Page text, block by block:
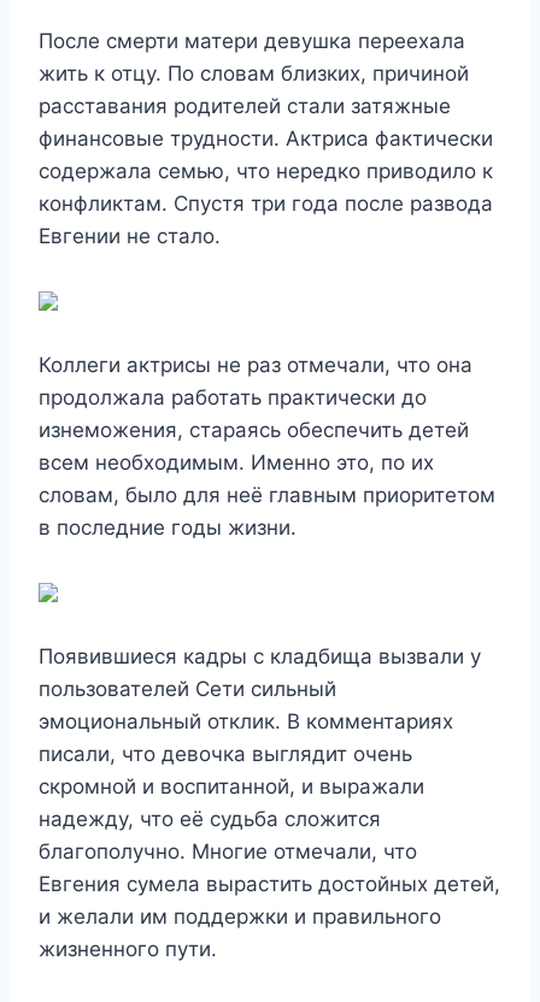
После смерти матери девушка переехала
жить к отцу. По словам близких, причиной
расставания родителей стали затяжные
финансовые трудности. Актриса фактически
содержала семью, что нередко приводило к
конфликтам. Спустя три года после развода
Евгении не стало.
Коллеги актрисы не раз отмечали, что она
продолжала работать практически до
изнеможения, стараясь обеспечить детей
всем необходимым. Именно это, по их
словам, было для неё главным приоритетом
в последние годы жизни.
Появившиеся кадры с кладбища вызвали у
пользователей Сети сильный
эмоциональный отклик. В комментариях
писали, что девочка выглядит очень
скромной и воспитанной, и выражали
надежду, что её судьба сложится
благополучно. Многие отмечали, что
Евгения сумела вырастить достойных детей,
и желали им поддержки и правильного
жизненного пути.